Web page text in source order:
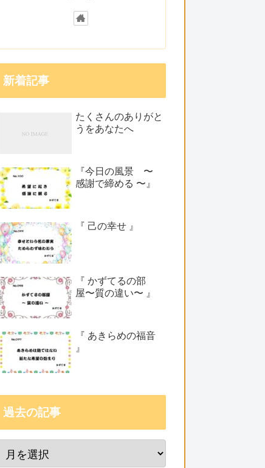
新着記事
たくさんのありがと
うをあなたへ
『今日の風景 〜
感謝で締める 〜』
『 己の幸せ 』
『 かずてるの部
屋〜質の違い〜 』
『 あきらめの福音
』
過去の記事